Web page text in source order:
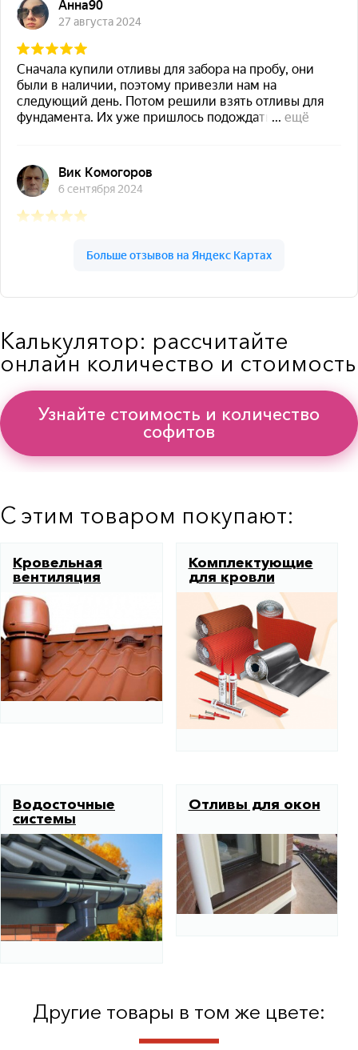
Калькулятор: рассчитайте
онлайн количество и стоимость
Узнайте стоимость и количество
софитов
С этим товаром покупают:
Кровельная
вентиляция
Комплектующие
для кровли
Водосточные
системы
Отливы для окон
Другие товары в том же цвете: